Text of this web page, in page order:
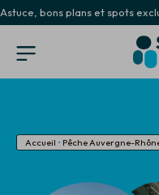
Astuce, bons plans et spots
Accueil • Pêche Auvergne-